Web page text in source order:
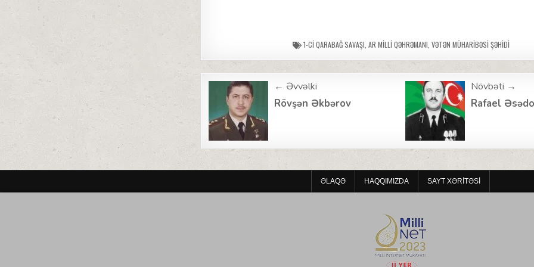
1-CI QARABAĞ SAVAŞI ,AR MILLI QƏHRƏMANI ,VƏTƏN MÜHARIBƏSI ŞƏHIDI
Post
navigation
← Əvvəlki
Rövşən Əkbərov
Növbəti →
Rafael
ƏLAQƏ HAQQIMIZDA SAYT XƏRITƏSI